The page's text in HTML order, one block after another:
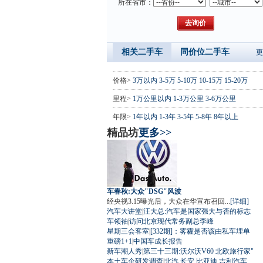
所在省市：
相关二手车 同价位二手车
价格> 3万以内 3-5万 5-10万 10-15万 15-20万
里程> 1万公里以内 1-3万公里 3-6万公里
年限> 1年以内 1-3年 3-5年 5-8年 8年以上
精品坊更多>>
车春秋:大众"DSG"风波
经央视3.15曝光后，大众在华宣布召回... [详细]
汽车大讲堂|汪大总:汽车是国家强大与否的标志
车领袖|访问北京现代常务副总李峰
星期三会客室|[332期]：雾霾是否该由私车埋单
重磅1+1 |中国车成长报告
新车潮人秀|第三十三期:沃尔沃V60 北欧旅行家"
本土车企研发调查|北汽 长安 比亚迪 吉利汽车